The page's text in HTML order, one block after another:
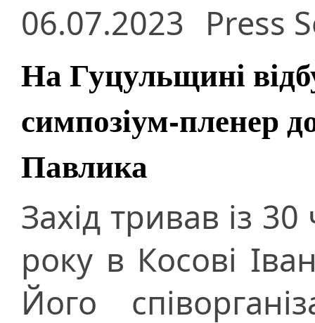
06.07.2023 Press
На Гуцульщині
симпозіум-пленер
Павлика
Захід тривав із
року в Косові
Його